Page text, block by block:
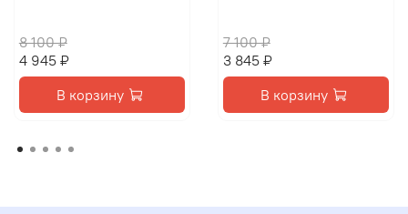
8 100 ₽
4 945 ₽
В корзину
7 100 ₽
3 845 ₽
В корзину